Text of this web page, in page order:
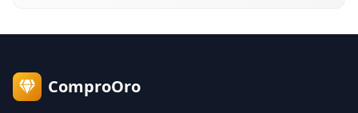
ComproOro